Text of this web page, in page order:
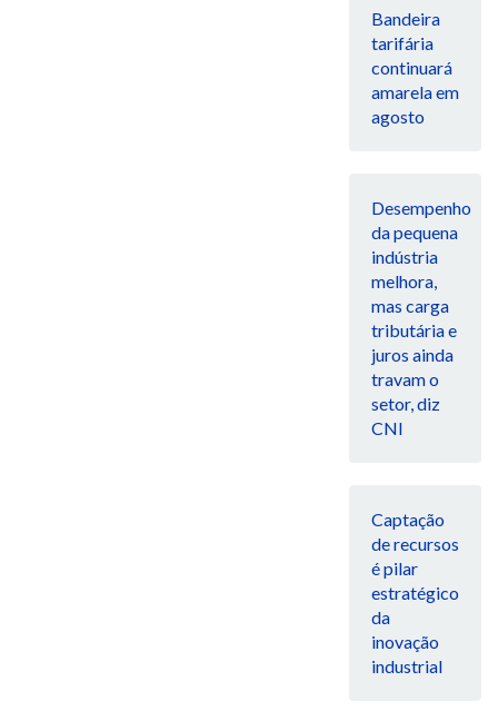
Bandeira
tarifária
continuará
amarela em
agosto
Desempenho
da pequena
indústria
melhora,
mas carga
tributária e
juros ainda
travam o
setor, diz
CNI
Captação
de recursos
é pilar
estratégico
da
inovação
industrial